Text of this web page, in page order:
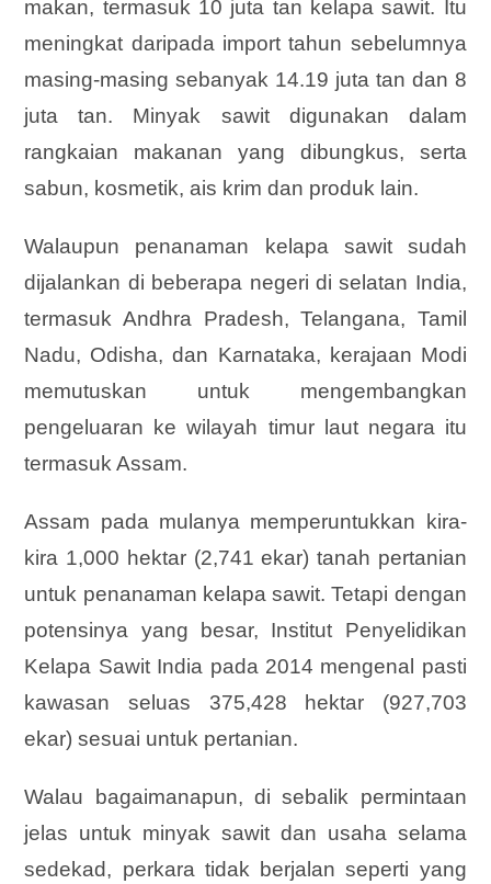
makan, termasuk 10 juta tan kelapa sawit. Itu
meningkat daripada import tahun sebelumnya
masing-masing sebanyak 14.19 juta tan dan 8
juta tan. Minyak sawit digunakan dalam
rangkaian makanan yang dibungkus, serta
sabun, kosmetik, ais krim dan produk lain.
Walaupun penanaman kelapa sawit sudah
dijalankan di beberapa negeri di selatan India,
termasuk Andhra Pradesh, Telangana, Tamil
Nadu, Odisha, dan Karnataka, kerajaan Modi
memutuskan untuk mengembangkan
pengeluaran ke wilayah timur laut negara itu
termasuk Assam.
Assam pada mulanya memperuntukkan kira-
kira 1,000 hektar (2,741 ekar) tanah pertanian
untuk penanaman kelapa sawit. Tetapi dengan
potensinya yang besar, Institut Penyelidikan
Kelapa Sawit India pada 2014 mengenal pasti
kawasan seluas 375,428 hektar (927,703
ekar) sesuai untuk pertanian.
Walau bagaimanapun, di sebalik permintaan
jelas untuk minyak sawit dan usaha selama
sedekad, perkara tidak berjalan seperti yang